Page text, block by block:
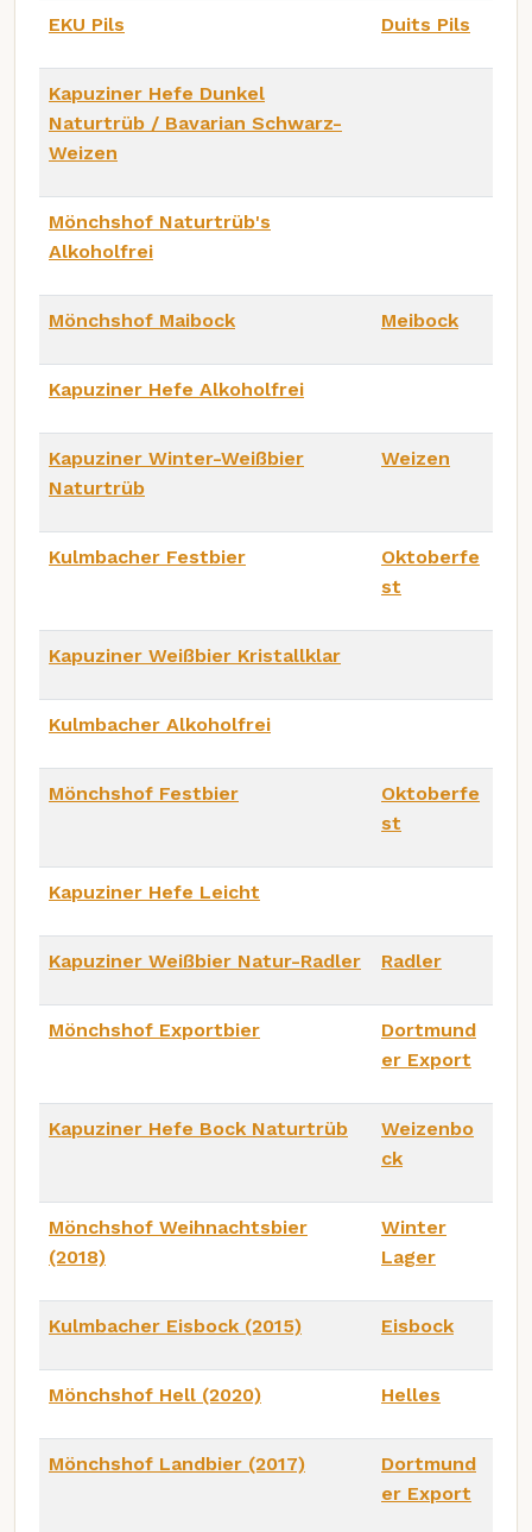
EKU Pils Duits Pils
Kapuziner Hefe Dunkel
Naturtrüb / Bavarian Schwarz-
Weizen
Mönchshof Naturtrüb's
Alkoholfrei
Mönchshof Maibock Meibock
Kapuziner Hefe Alkoholfrei
Kapuziner Winter-Weißbier
Naturtrüb
Weizen
Kulmbacher Festbier
Oktoberfe
st
Kapuziner Weißbier Kristallklar
Kulmbacher Alkoholfrei
Mönchshof Festbier
Oktoberfe
st
Kapuziner Hefe Leicht
Kapuziner Weißbier Natur-Radler Radler
Mönchshof Exportbier
Dortmund
er Export
Kapuziner Hefe Bock Naturtrüb
Weizenbo
ck
Mönchshof Weihnachtsbier
(2018)
Winter
Lager
Kulmbacher Eisbock (2015) Eisbock
Mönchshof Hell (2020) Helles
Mönchshof Landbier (2017)
Dortmund
er Export